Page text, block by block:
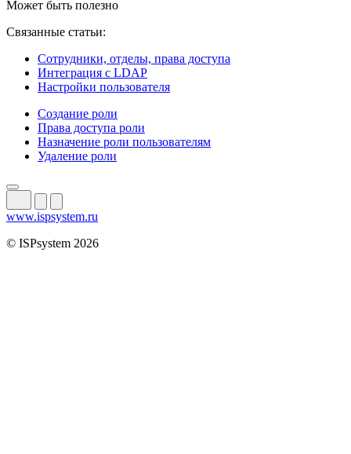
Может быть полезно
Связанные статьи:
Сотрудники, отделы, права доступа
Интеграция с LDAP
Настройки пользователя
Создание роли
Права доступа роли
Назначение роли пользователям
Удаление роли
www.ispsystem.ru
© ISPsystem 2026